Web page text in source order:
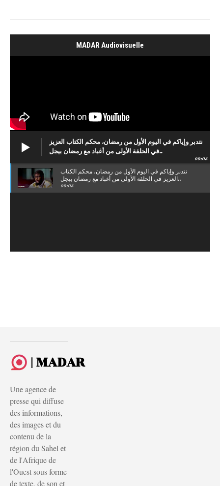
MADAR Audiovisuelle
نتدبر وإياكم في اليوم الأول من رمضان، محكم الكتاب العزيز
في الحلقة الأولى من أغباد مع رمضان بيجل..
09:03
نتدبر وإياكم في اليوم الأول من رمضان، محكم الكتاب
العزيز في الحلقة الأولى من أغباد مع رمضان بيجل..
09:03
| MADAR
Une agence de
presse qui diffuse
des informations,
des images et du
contenu de la
région du Sahel et
de l'Afrique de
l'Ouest sous forme
de texte, de son et